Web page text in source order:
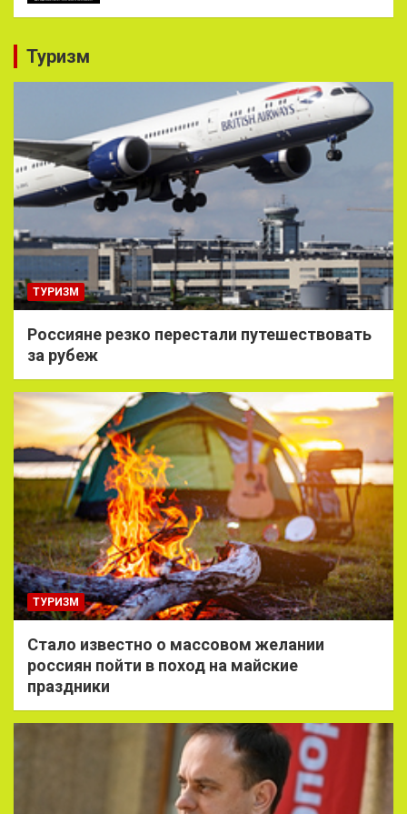
Туризм
ТУРИЗМ
Россияне резко перестали путешествовать
за рубеж
ТУРИЗМ
Стало известно о массовом желании
россиян пойти в поход на майские
праздники